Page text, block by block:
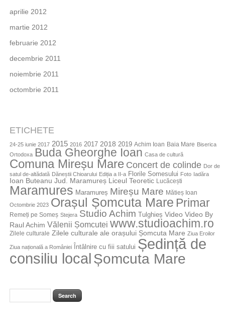
aprilie 2012
martie 2012
februarie 2012
decembrie 2011
noiembrie 2011
octombrie 2011
ETICHETE
24-25 iunie 2017 2015 2016 2017 2018 2019 Achim Ioan Baia Mare Biserica
Ortodoxa
Buda Gheorghe Ioan Casa de cultură
Comuna Mireșu Mare Concert de colinde Dor de
satul de-altădată Dăneștii Chioarului Ediția a II-a Florile Somesului Foto Iadăra
Ioan Buteanu Jud. Maramureș Liceul Teoretic Lucăcești
Maramures Maramureș Mireșu Mare Mătieș Ioan
Octombrie 2023 Orașul Șomcuta Mare Primar
Remeți pe Someș Stejera Studio Achim Tulghieș Video Video By
Raul Achim Vălenii Șomcutei www.studioachim.ro
Zilele culturale Zilele culturale ale orașului Șomcuta Mare Ziua Eroilor
Ziua națională a României Întâlnire cu fiii satului Ședință de
consiliu localȘomcuta Mare